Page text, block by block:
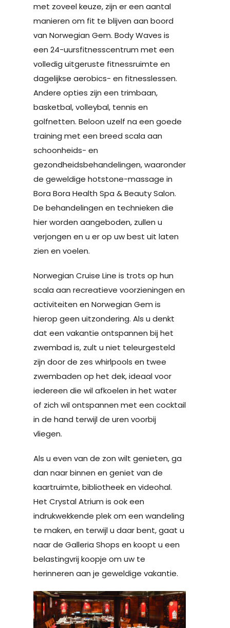
met zoveel keuze, zijn er een aantal
manieren om fit te blijven aan boord
van Norwegian Gem. Body Waves is
een 24-uursfitnesscentrum met een
volledig uitgeruste fitnessruimte en
dagelijkse aerobics- en fitnesslessen.
Andere opties zijn een trimbaan,
basketbal, volleybal, tennis en
golfnetten. Beloon uzelf na een goede
training met een breed scala aan
schoonheids- en
gezondheidsbehandelingen, waaronder
de geweldige hotstone-massage in
Bora Bora Health Spa & Beauty Salon.
De behandelingen en technieken die
hier worden aangeboden, zullen u
verjongen en u er op uw best uit laten
zien en voelen.
Norwegian Cruise Line is trots op hun
scala aan recreatieve voorzieningen en
activiteiten en Norwegian Gem is
hierop geen uitzondering. Als u denkt
dat een vakantie ontspannen bij het
zwembad is, zult u niet teleurgesteld
zijn door de zes whirlpools en twee
zwembaden op het dek, ideaal voor
iedereen die wil afkoelen in het water
of zich wil ontspannen met een cocktail
in de hand terwijl de uren voorbij
vliegen.
Als u even van de zon wilt genieten, ga
dan naar binnen en geniet van de
kaartruimte, bibliotheek en videohal.
Het Crystal Atrium is ook een
indrukwekkende plek om een ​​wandeling
te maken, en terwijl u daar bent, gaat u
naar de Galleria Shops en koopt u een
belastingvrij koopje om uw te
herinneren aan je geweldige vakantie.